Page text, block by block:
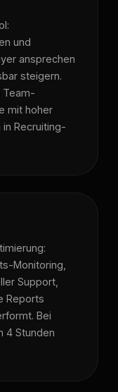
und
ansprechen
steigern.
Team-
mit hoher
Recruiting-
Monitoring,
Support,
Reports
Bei
4 Stunden